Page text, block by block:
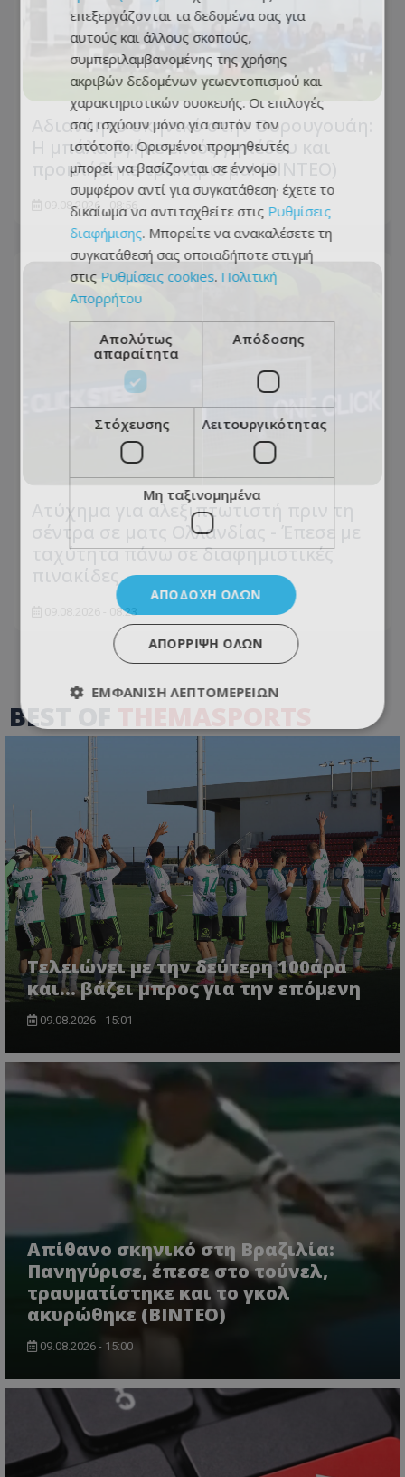
Αδιανόητο σκηνικό στην Ουρουγουάη:
Η μπάλα βγήκε εκτός γηπέδου και
προκλήθηκε τρακάρισμα! (BINTEO)
09.08.2026 - 08:56
Ατύχημα για αλεξιπτωτιστή πριν τη
σέντρα σε ματς Ολλανδίας - Έπεσε με
ταχύτητα πάνω σε διαφημιστικές
09.08.2026 - 08:23
BEST OF
Τελειώνει με την δεύτερη 100άρα
και... βάζει μπρος για την επόμενη
09.08.2026 - 15:01
Απίθανο σκηνικό στη Βραζιλία:
Πανηγύρισε, έπεσε στο τούνελ,
τραυματίστηκε και το γκολ
ακυρώθηκε (BINTEO)
09.08.2026 - 15:00
επεξεργάζονται τα δεδομένα σας για
αυτούς και άλλους σκοπούς,
συμπεριλαμβανομένης της χρήσης
ακριβών δεδομένων γεωεντοπισμού και
χαρακτηριστικών συσκευής. Οι επιλογές
σας ισχύουν μόνο για αυτόν τον
ιστότοπο. Ορισμένοι προμηθευτές
μπορεί να βασίζονται σε έννομο
συμφέρον αντί για συγκατάθεση· έχετε το
δικαίωμα να αντιταχθείτε στις Ρυθμίσεις
διαφήμισης. Μπορείτε να ανακαλέσετε τη
συγκατάθεσή σας οποιαδήποτε στιγμή
στις Ρυθμίσεις cookies. Πολιτική
Απορρήτου
Απολύτως
απαραίτητα
Απόδοσης
Στόχευσης Λειτουργικότητας
Μη ταξινομημένα
ΑΠΟΔΟΧΉ ΌΛΩΝ
ΑΠΌΡΡΙΨΗ ΌΛΩΝ
ΕΜΦΆΝΙΣΗ ΛΕΠΤΟΜΕΡΕΙΏΝ